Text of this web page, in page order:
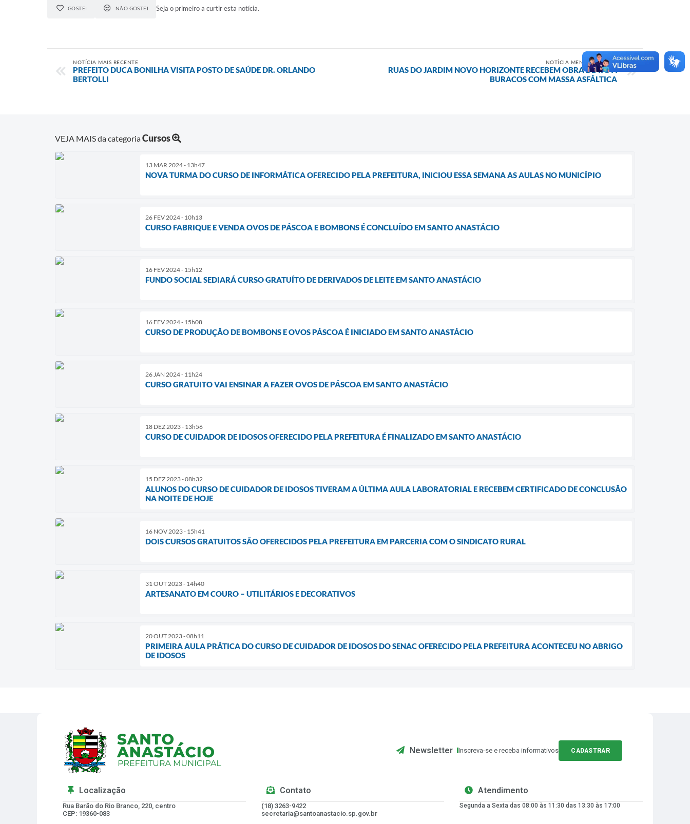
GOSTEI NÃO GOSTEI Seja o primeiro a curtir esta notícia.
NOTÍCIA MAIS RECENTE
PREFEITO DUCA BONILHA VISITA POSTO DE SAÚDE DR. ORLANDO
BERTOLLI
NOTÍCIA MENOS RECENTE
RUAS DO JARDIM NOVO HORIZONTE RECEBEM OBRA DE TAPA
BURACOS COM MASSA ASFÁLTICA
VEJA MAIS da categoriaCursos
13 MAR 2024 - 13h47
NOVA TURMA DO CURSO DE INFORMÁTICA OFERECIDO PELA PREFEITURA, INICIOU ESSA SEMANA AS AULAS NO MUNICÍPIO
26 FEV 2024 - 10h13
CURSO FABRIQUE E VENDA OVOS DE PÁSCOA E BOMBONS É CONCLUÍDO EM SANTO ANASTÁCIO
16 FEV 2024 - 15h12
FUNDO SOCIAL SEDIARÁ CURSO GRATUÍTO DE DERIVADOS DE LEITE EM SANTO ANASTÁCIO
16 FEV 2024 - 15h08
CURSO DE PRODUÇÃO DE BOMBONS E OVOS PÁSCOA É INICIADO EM SANTO ANASTÁCIO
26 JAN 2024 - 11h24
CURSO GRATUITO VAI ENSINAR A FAZER OVOS DE PÁSCOA EM SANTO ANASTÁCIO
18 DEZ 2023 - 13h56
CURSO DE CUIDADOR DE IDOSOS OFERECIDO PELA PREFEITURA É FINALIZADO EM SANTO ANASTÁCIO
15 DEZ 2023 - 08h32
ALUNOS DO CURSO DE CUIDADOR DE IDOSOS TIVERAM A ÚLTIMA AULA LABORATORIAL E RECEBEM CERTIFICADO DE CONCLUSÃO
NA NOITE DE HOJE
16 NOV 2023 - 15h41
DOIS CURSOS GRATUITOS SÃO OFERECIDOS PELA PREFEITURA EM PARCERIA COM O SINDICATO RURAL
31 OUT 2023 - 14h40
ARTESANATO EM COURO – UTILITÁRIOS E DECORATIVOS
20 OUT 2023 - 08h11
PRIMEIRA AULA PRÁTICA DO CURSO DE CUIDADOR DE IDOSOS DO SENAC OFERECIDO PELA PREFEITURA ACONTECEU NO ABRIGO
DE IDOSOS
Localização
Rua Barão do Rio Branco, 220, centro
CEP: 19360-083
Contato
(18) 3263-9422
secretaria@santoanastacio.sp.gov.br
Atendimento
Segunda a Sexta das 08:00 às 11:30 das 13:30 às 17:00
Newsletter Inscreva-se e receba informativos CADASTRAR